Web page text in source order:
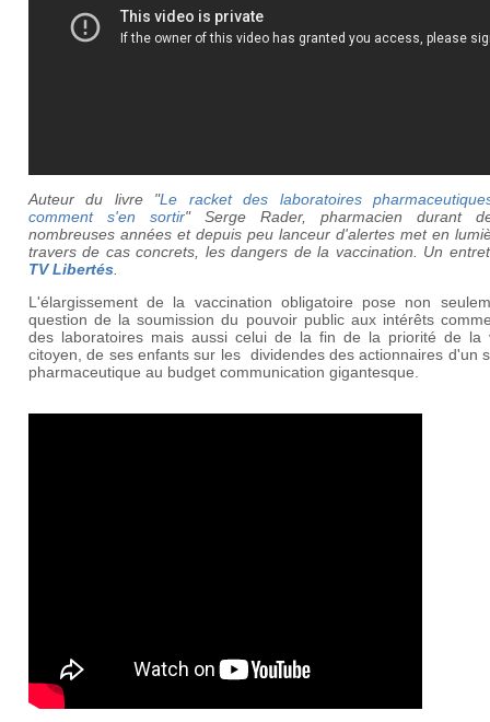
Auteur du livre "Le racket des laboratoires
comment s'en sortir" Serge Rader, pharmacien durant
nombreuses années et depuis peu lanceur d'alertes met en
travers de cas concrets, les dangers de la vaccination. Un
TV Libertés
L'élargissement de la vaccination obligatoire pose non
question de la soumission du pouvoir public aux intérêts
des laboratoires mais aussi celui de la fin de la priorité de la
citoyen, de ses enfants sur les dividendes des actionnaires d'un
pharmaceutique au budget communication gigantesque.